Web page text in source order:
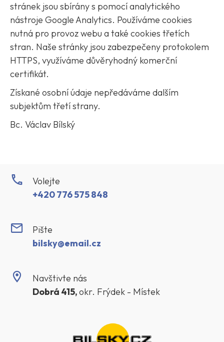
stránek jsou sbírány s pomocí analytického
nástroje Google Analytics. Používáme cookies
nutná pro provoz webu a také cookies třetích
stran. Naše stránky jsou zabezpečeny protokolem
HTTPS, využíváme důvěryhodný komerční
certifikát.
Získané osobní údaje nepředáváme dalším
subjektům třetí strany.
Bc. Václav Bílský
Volejte
+420 776 575 848
Pište
bilsky@email.cz
Navštivte nás
Dobrá 415,okr. Frýdek - Místek